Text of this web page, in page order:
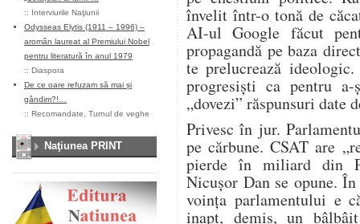
:: Interviurile Naţiunii
Odysseas Elytis (1911 – 1996) –
aromân laureat al Premiului Nobel
pentru literatură în anul 1979
:: Diaspora
De ce oare refuzam să mai și
gândim?!…
:: Recomandate Turnul de veghe
Naţiunea PRINT
învelit într-o tonă de
AI-ul Google făcut
propagandă pe baza
te prelucrează
progresiști ca pentru
„dovezi” răspunsuri date
Privesc în jur.
pe cărbune. CSAT are
pierde în miliard din
Nicușor Dan se opune.
voința parlamentului e
inapt, demis, un